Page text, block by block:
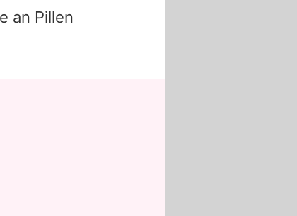
an Pillen